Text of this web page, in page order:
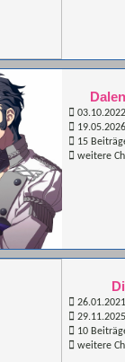
15
weitere
10
weitere